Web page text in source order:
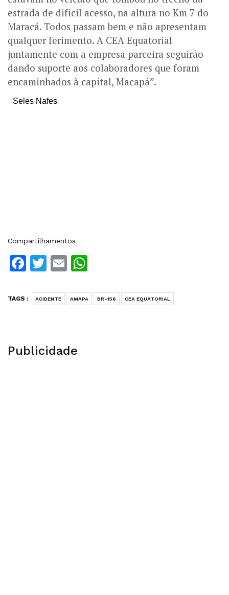
estrada de difícil acesso, na altura no Km 7 do
Maracá. Todos passam bem e não apresentam
qualquer ferimento. A CEA Equatorial
juntamente com a empresa parceira seguirão
dando suporte aos colaboradores que foram
encaminhados à capital, Macapá”.
Seles Nafes
Compartilhamentos
Facebook
Twitter
Email
TAGS : ACIDENTE AMAPA BR-156 CEA EQUATORIAL
Publicidade